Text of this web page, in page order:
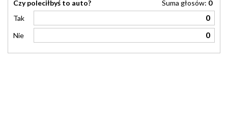
Czy poleciłbyś to auto? Suma głosów: 0
Tak
0
Nie 0